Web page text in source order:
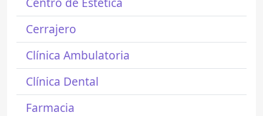
Cerrajero
Clínica Ambulatoria
Clínica Dental
Farmacia